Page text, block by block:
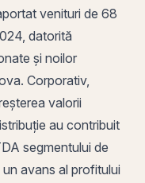
venituri de 68
datorită
și noilor
Corporativ,
valorii
au contribuit
segmentului de
avans al profitului